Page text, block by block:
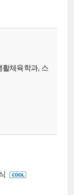
활체육학과, 스